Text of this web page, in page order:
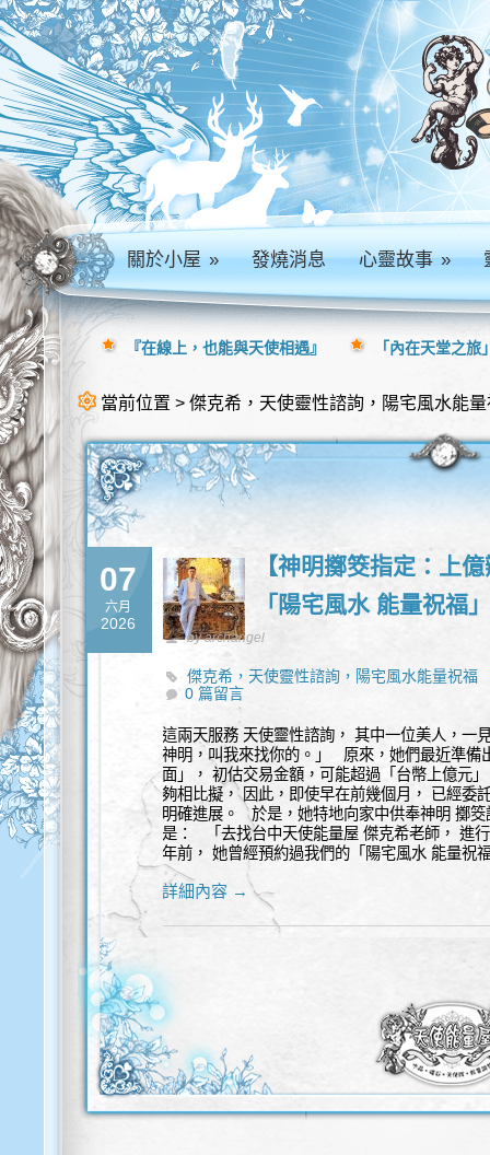
關於小屋» 發燒消息 心靈故事»
當前位置 > 傑克希，天使靈性諮詢，陽宅風水能
07
六月
2026
【神明擲筊指定：上
「陽宅風水 能量祝福
by archangel
傑克希，天使靈性諮詢，陽宅風水能量祝福
0 篇留言
這兩天服務 天使靈性諮詢， 其中一位美人，一
神明，叫我來找你的。」 原來，她們最近準備
面」， 初估交易金額，可能超過「台幣上億元
夠相比擬， 因此，即使早在前幾個月， 已經委
明確進展。 於是，她特地向家中供奉神明 擲
是： 「去找台中天使能量屋 傑克希老師， 進
年前， 她曾經預約過我們的「陽宅風水 能量祝
詳細內容 →
『在線上，也能與天使相遇』 「內在天堂之